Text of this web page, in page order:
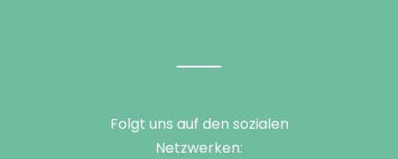
Folgt uns auf den sozialen
Netzwerken: